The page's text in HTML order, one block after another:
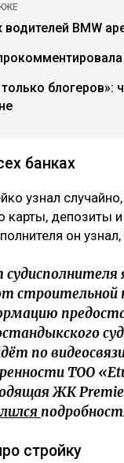
водителей BMW
блогеров»:
банках
узнал
карты, депозиты
он
строительной
по
ТОО
ЖК
стройку